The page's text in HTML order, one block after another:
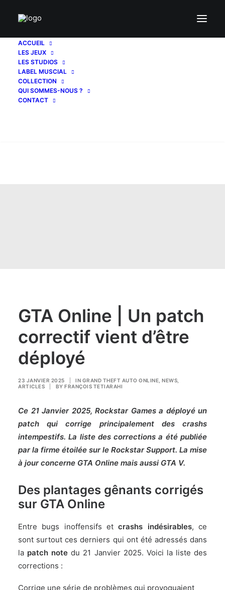
ACCUEIL
LES JEUX
LES STUDIOS
LABEL MUSCIAL
COLLECTION
QUI SOMMES-NOUS ?
CONTACT
GTA Online | Un patch
correctif vient d’être
déployé
23 JANVIER 2025 IN GRAND THEFT AUTO ONLINE NEWS
ARTICLES
BY FRANÇOIS TETIARAHI
Ce 21 Janvier 2025, Rockstar Games a déployé un
patch qui corrige principalement des crashs
intempestifs. La liste des corrections a été publiée
par la firme étoilée sur le Rockstar Support. La mise
à jour concerne GTA Online mais aussi GTA V.
Des plantages gênants corrigés
sur GTA Online
Entre bugs inoffensifs etcrashs indésirables, ce
sont surtout ces derniers qui ont été adressés dans
la patch note du 21 Janvier 2025. Voici la liste des
corrections :
Corrige une série de problèmes qui provoquaient